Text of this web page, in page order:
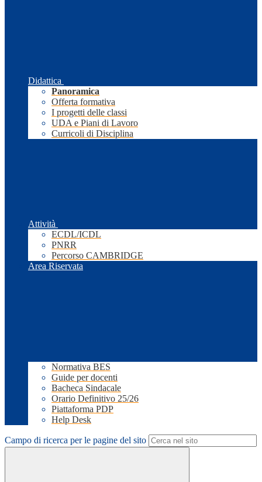
Didattica
Panoramica
Offerta formativa
I progetti delle classi
UDA e Piani di Lavoro
Curricoli di Disciplina
Attività
ECDL/ICDL
PNRR
Percorso CAMBRIDGE
Area Riservata
Normativa BES
Guide per docenti
Bacheca Sindacale
Orario Definitivo 25/26
Piattaforma PDP
Help Desk
Campo di ricerca per le pagine del sito